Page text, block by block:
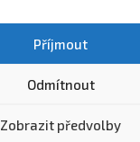
Příjmout
Odmítnout
Zobrazit předvolby
Volná místa Pro